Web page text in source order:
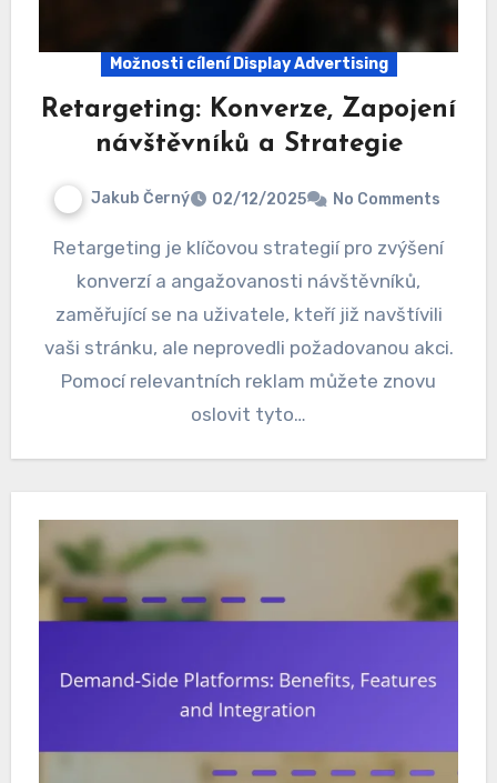
Možnosti cílení Display Advertising
Retargeting: Konverze, Zapojení
návštěvníků a Strategie
Jakub Černý 02/12/2025 No Comments
Retargeting je klíčovou strategií pro zvýšení
konverzí a angažovanosti návštěvníků,
zaměřující se na uživatele, kteří již navštívili
vaši stránku, ale neprovedli požadovanou akci.
Pomocí relevantních reklam můžete znovu
oslovit tyto…